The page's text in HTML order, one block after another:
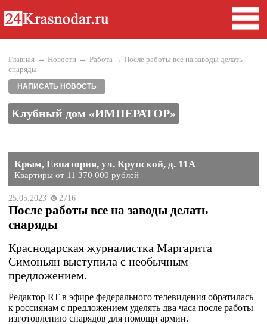
Главная → Новости → Работа → После работы все на заводы делать
снаряды
НАПИСАТЬ НОВОСТЬ
Клубный дом «ИМПЕРАТОР»
Крым, Евпатория, ул. Крупской, д. 11А
Квартиры от 11 370 000 рублей
25.05.2023 2716
После работы все на заводы делать
снаряды
Краснодарская журналистка Маргарита
Симоньян выступила с необычным
предложением.
Редактор RT в эфире федерального телевидения обратилась
к россиянам с предложением уделять два часа после работы
изготовлению снарядов для помощи армии.